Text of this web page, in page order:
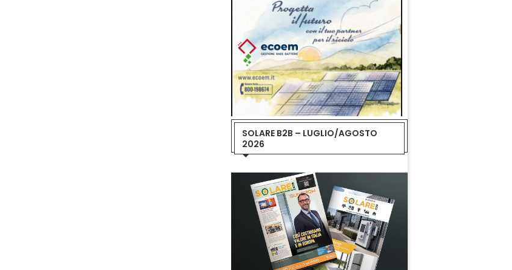
SOLARE B2B – LUGLIO/AGOSTO
2026